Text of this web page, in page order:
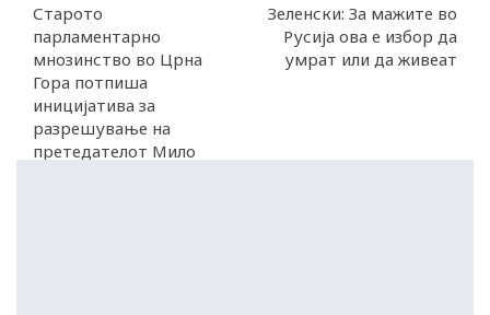
Старото
парламентарно
мнозинство во Црна
Гора потпиша
иницијатива за
разрешување на
претедателот Мило
Зеленски: За мажите во
Русија ова е избор да
умрат или да живеат